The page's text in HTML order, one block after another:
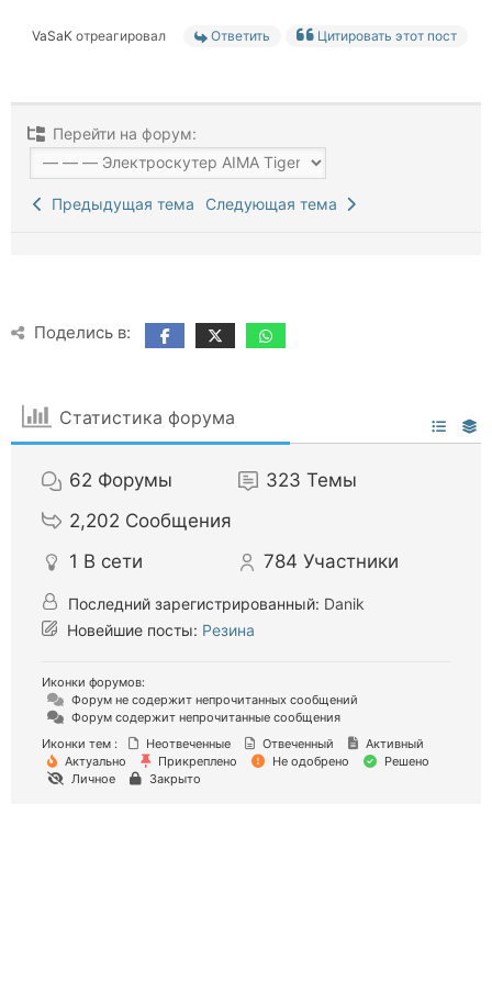
VaSaK отреагировал Ответить Цитировать этот пост
Перейти на форум:
Предыдущая тема Следующая тема
Поделись в:
Статистика форума
62 Форумы 323 Темы
2,202 Сообщения
1 В сети 784 Участники
Последний зарегистрированный: Danik
Новейшие посты: Резина
Иконки форумов:
Форум не содержит непрочитанных сообщений
Форум содержит непрочитанные сообщения
Иконки тем :
Неотвеченные Отвеченный
Активный
Актуально
Прикреплено Не одобрено
Решено
Личное
Закрыто